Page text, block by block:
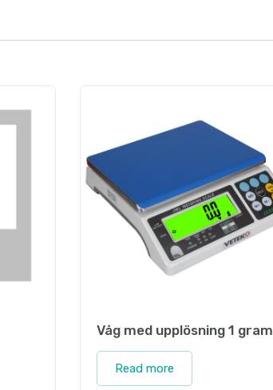
Våg med upplösning 1 gram
Read more